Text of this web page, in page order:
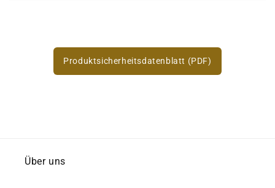
Produktsicherheitsdatenblatt (PDF)
Über uns